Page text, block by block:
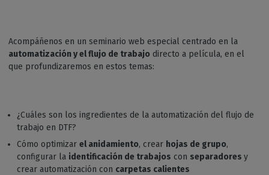
Acompáñenos en un seminario web especial centrado en la
automatización y el flujo de trabajo directo a película, en el
que profundizaremos en estos temas:
¿Cuáles son los ingredientes de la automatización del flujo de
trabajo en DTF?
Cómo optimizar el anidamiento, crear hojas de grupo,
configurar la identificación de trabajos con separadores y
crear automatización con carpetas calientes